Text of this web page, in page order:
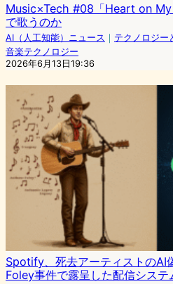
Music×Tech #08「Heart on
で歌うのか
AI（人工知能）ニュース ｜ テクノロジー
音楽テクノロジー
2026年6月13日19:36
Spotify、死去アーティストのAI
Foley事件で露呈した配信システ